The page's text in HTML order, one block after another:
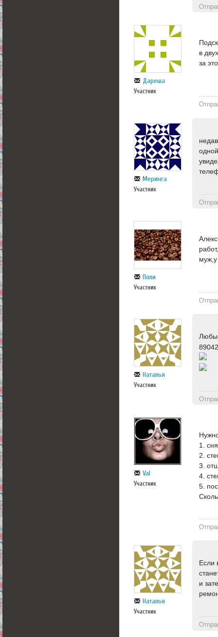
Дареша
Участник
в
за
Меринга
Участник
Поли
Участник
Наталья
Участник
Val
Участник
1.
2.
3.
4.
5.
Наталья
Участник
Если
и